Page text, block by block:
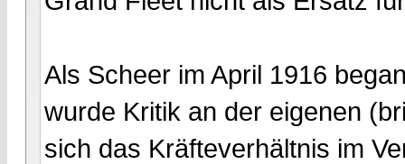
Als Scheer im April 1916
wurde Kritik an der eigenen
sich das Kräfteverhältnis im